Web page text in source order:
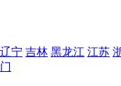
辽宁 吉林 黑龙江 江苏